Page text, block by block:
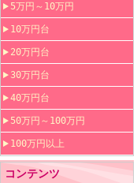
5万円～10万円
10万円台
20万円台
30万円台
40万円台
50万円～100万円
100万円以上
コンテンツ